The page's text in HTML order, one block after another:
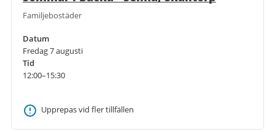
Familjebostäder
Datum
Fredag 7 augusti
Tid
12:00–15:30
Upprepas vid fler tillfällen